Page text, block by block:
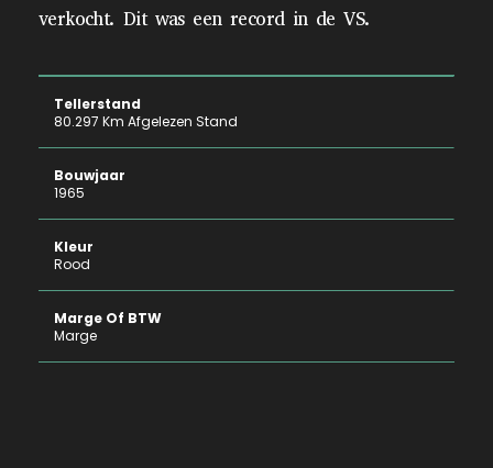
verkocht. Dit was een record in de VS.
Tellerstand
80.297 Km Afgelezen Stand
Bouwjaar
1965
Kleur
Rood
Marge Of BTW
Marge